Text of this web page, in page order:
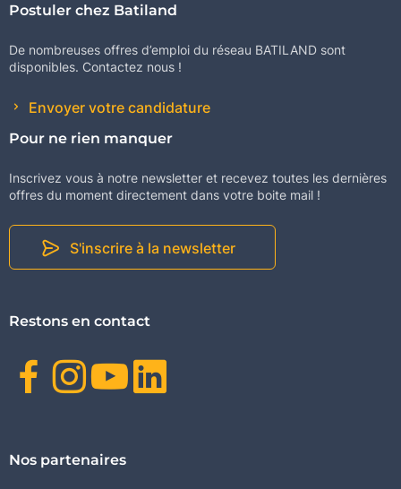
Postuler chez Batiland
De nombreuses offres d’emploi du réseau BATILAND sont
disponibles. Contactez nous !
Envoyer votre candidature
Pour ne rien manquer
Inscrivez vous à notre newsletter et recevez toutes les dernières
offres du moment directement dans votre boite mail !
S'inscrire à la newsletter
Restons en contact
Facebook
Instagram
Youtube
Nos partenaires